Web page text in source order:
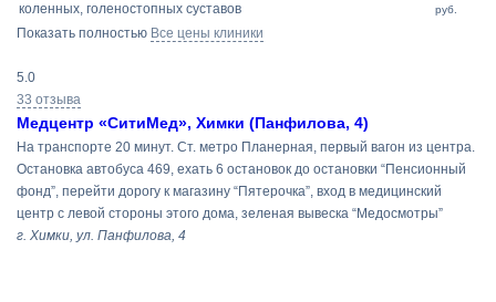
коленных, голеностопных суставов
руб.
Показать полностью Все цены клиники
5.0
33 отзыва
Медцентр «СитиМед», Химки (Панфилова, 4)
На транспорте 20 минут. Ст. метро Планерная, первый вагон из центра.
Остановка автобуса 469, ехать 6 остановок до остановки “Пенсионный
фонд”, перейти дорогу к магазину “Пятерочка”, вход в медицинский
центр с левой стороны этого дома, зеленая вывеска “Медосмотры”
г. Химки, ул. Панфилова, 4